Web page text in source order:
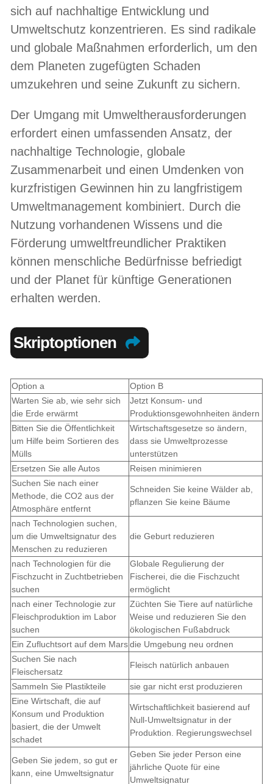
sich auf nachhaltige Entwicklung und
Umweltschutz konzentrieren. Es sind radikale
und globale Maßnahmen erforderlich, um den
dem Planeten zugefügten Schaden
umzukehren und seine Zukunft zu sichern.
Der Umgang mit Umweltherausforderungen
erfordert einen umfassenden Ansatz, der
nachhaltige Technologie, globale
Zusammenarbeit und einen Umdenken von
kurzfristigen Gewinnen hin zu langfristigem
Umweltmanagement kombiniert. Durch die
Nutzung vorhandenen Wissens und die
Förderung umweltfreundlicher Praktiken
können menschliche Bedürfnisse befriedigt
und der Planet für künftige Generationen
erhalten werden.
Skriptoptionen
Option a
Option B
Warten Sie ab, wie sehr sich
die Erde erwärmt
Jetzt Konsum- und
Produktionsgewohnheiten ändern
Bitten Sie die Öffentlichkeit
um Hilfe beim Sortieren des
Mülls
Wirtschaftsgesetze so ändern,
dass sie Umweltprozesse
unterstützen
Ersetzen Sie alle Autos
Reisen minimieren
Suchen Sie nach einer
Methode, die CO2 aus der
Atmosphäre entfernt
Schneiden Sie keine Wälder ab,
pflanzen Sie keine Bäume
nach Technologien suchen,
um die Umweltsignatur des
Menschen zu reduzieren
die Geburt reduzieren
nach Technologien für die
Fischzucht in Zuchtbetrieben
suchen
Globale Regulierung der
Fischerei, die die Fischzucht
ermöglicht
nach einer Technologie zur
Fleischproduktion im Labor
suchen
Züchten Sie Tiere auf natürliche
Weise und reduzieren Sie den
ökologischen Fußabdruck
Ein Zufluchtsort auf dem Marsdie Umgebung neu ordnen
Suchen Sie nach
Fleischersatz
Fleisch natürlich anbauen
Sammeln Sie Plastikteile
sie gar nicht erst produzieren
Eine Wirtschaft, die auf
Konsum und Produktion
basiert, die der Umwelt
schadet
Wirtschaftlichkeit basierend auf
Null-Umweltsignatur in der
Produktion. Regierungswechsel
Geben Sie jedem, so gut er
kann, eine Umweltsignatur
Geben Sie jeder Person eine
jährliche Quote für eine
Umweltsignatur